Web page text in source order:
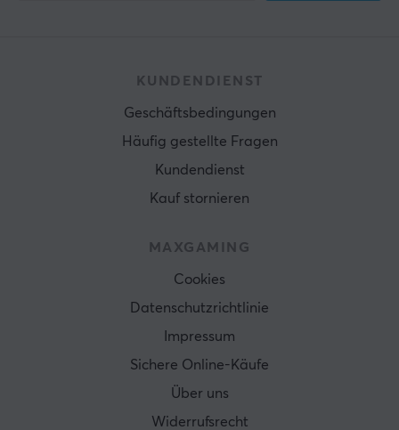
KUNDENDIENST
Geschäftsbedingungen
Häufig gestellte Fragen
Kundendienst
Kauf stornieren
MAXGAMING
Cookies
Datenschutzrichtlinie
Impressum
Sichere Online-Käufe
Über uns
Widerrufsrecht